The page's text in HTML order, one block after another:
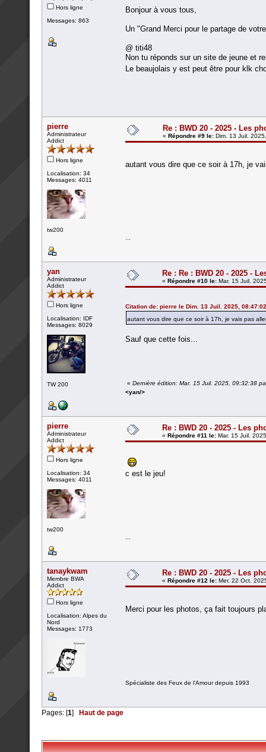
Hors ligne
Messages: 863
Bonjour à vous tous,
Un "Grand Merci pour le partage de
@ titi48
Non tu réponds sur un site de jeune et
Le beaujolais y est peut être pour klk
pierre
Administrateur
Addict
Hors ligne
Localisation: 34
Messages: 4011
tw200
Re : BWD 20 - 2025 - Les
« Répondre #9 le: Dim. 13 Juil.
autant vous dire que ce soir à 17h, je
yan
Administrateur
Addict
Hors ligne
Localisation: IDF
Messages: 8029
TW 200
Re : Re : BWD 20 - 2025 -
« Répondre #10 le: Mar. 15 Juil.
Citation de: pierre le Dim. 13 Juil. 2025, 08:47:02
autant vous dire que ce soir à 17h, je vais pas
Sauf que cette fois...
« Dernière édition: Mar. 15 Juil. 2025, 09:32:38
<yan/>
pierre
Administrateur
Addict
Hors ligne
Localisation: 34
Messages: 4011
tw200
Re : BWD 20 - 2025 - Les
« Répondre #11 le: Mar. 15 Juil.
c est le jeu!
tanaykwam
Membre BWA
Addict
Hors ligne
Localisation: Alpes du
Nord
Messages: 1773
Re : BWD 20 - 2025 - Les
« Répondre #12 le: Mer. 22 Oct.
Merci pour les photos, ça fait toujours
Spécialiste des Feux de l'Amour depuis 1993
Pages: [1] Haut de page